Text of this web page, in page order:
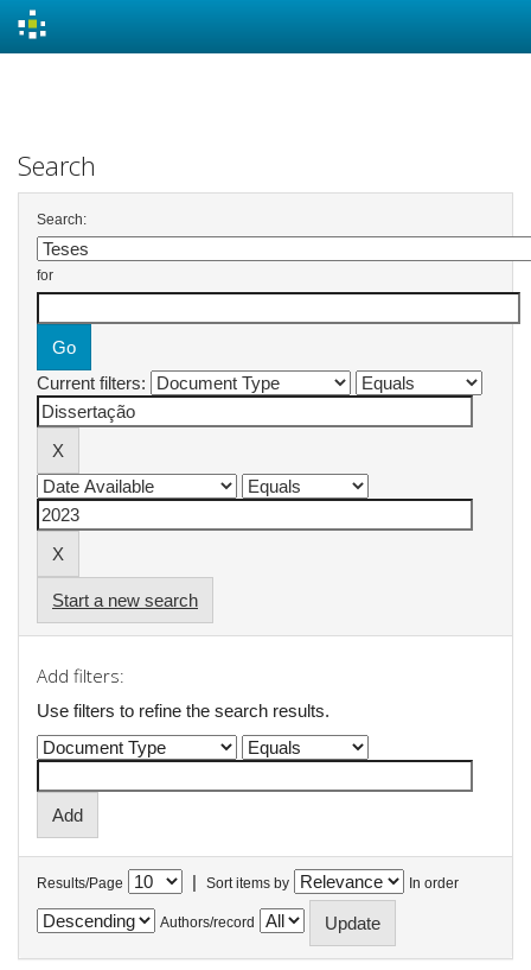
Search
Search:
for
Current filters:
Start a new search
Add filters:
Use filters to refine the search results.
Results/Page | Sort items by In order
Authors/record